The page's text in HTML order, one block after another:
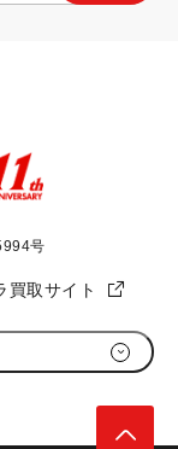
号
買取サイト